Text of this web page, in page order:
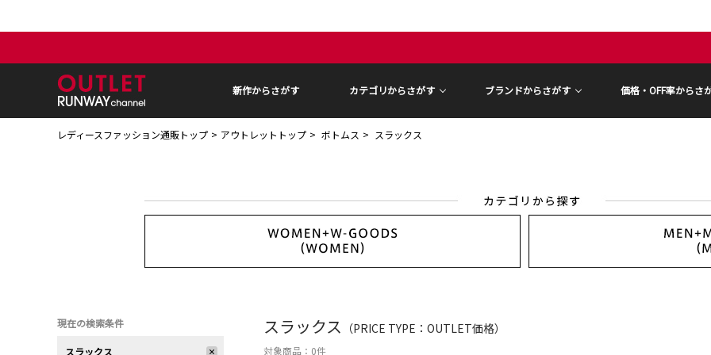
新作からさがす カテゴリからさがす ブランドからさがす 価格・OFF率からさ
レディースファッション通販トップ アウトレットトップ ボトムス スラックス
スラックス （PRICE TYPE：OUTLET価格）
対象商品： 0件
現在の検索条件
スラックス